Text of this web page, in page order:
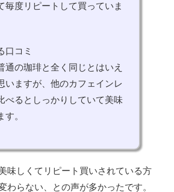
毎度リピートして買っていま
口コミ
通の珈琲と全く同じとはいえ
いますが、他のカフェインレ
べるとしっかりしていて美味
す。
味しくてリピート買いされている方
わらない、との声が多かったです。